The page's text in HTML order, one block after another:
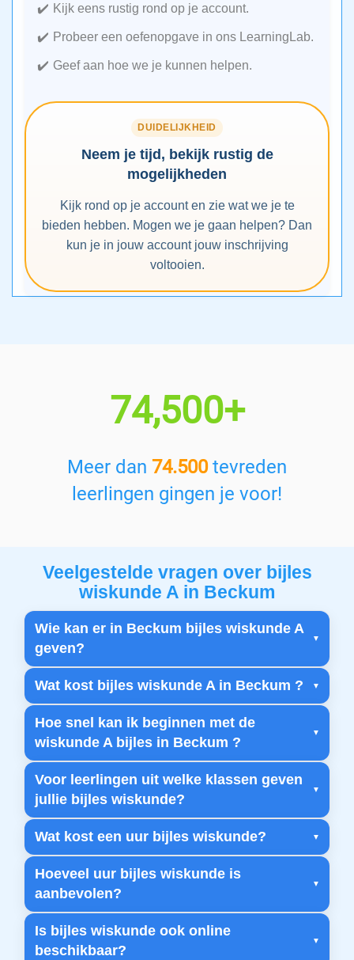
Kijk eens rustig rond op je account.
Probeer een oefenopgave in ons LearningLab.
Geef aan hoe we je kunnen helpen.
DUIDELIJKHEID
Neem je tijd, bekijk rustig de
mogelijkheden
Kijk rond op je account en zie wat we je te
bieden hebben. Mogen we je gaan helpen? Dan
kun je in jouw account jouw inschrijving
voltooien.
74,500+
Meer dan 74.500tevreden
leerlingen gingen je voor!
Veelgestelde vragen over bijles
wiskunde A in Beckum
Wie kan er in Beckum bijles wiskunde A
geven?
Wat kost bijles wiskunde A in Beckum ?
Hoe snel kan ik beginnen met de
wiskunde A bijles in Beckum ?
Voor leerlingen uit welke klassen geven
jullie bijles wiskunde?
Wat kost een uur bijles wiskunde?
Hoeveel uur bijles wiskunde is
aanbevolen?
Is bijles wiskunde ook online
beschikbaar?